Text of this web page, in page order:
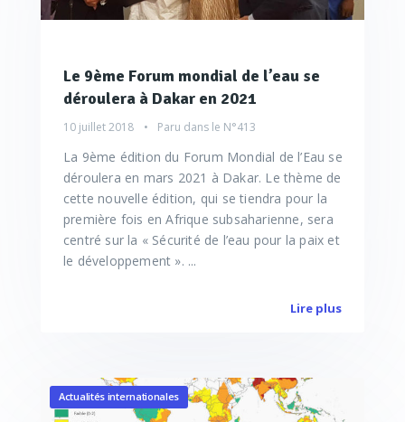
Le 9ème Forum mondial de l’eau se
déroulera à Dakar en 2021
10 juillet 2018 Paru dans le N°413
La 9ème édition du Forum Mondial de l’Eau se
déroulera en mars 2021 à Dakar. Le thème de
cette nouvelle édition, qui se tiendra pour la
première fois en Afrique subsaharienne, sera
centré sur la « Sécurité de l’eau pour la paix et
le développement ». ...
Lire plus
Actualités internationales